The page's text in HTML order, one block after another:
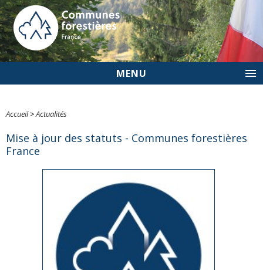
MENU
Accueil>Actualités
Mise à jour des statuts - Communes forestières
France